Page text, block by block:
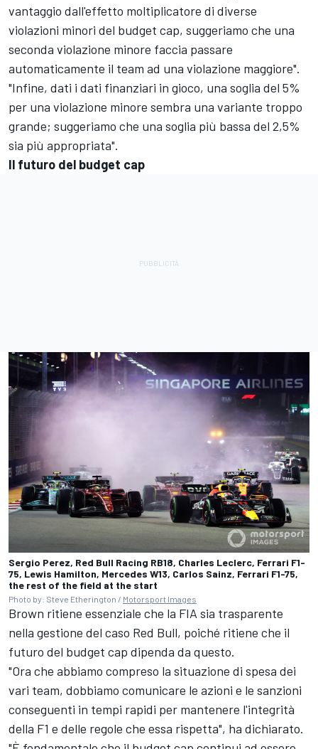
vantaggio dall'effetto moltiplicatore di diverse
violazioni minori del budget cap, suggeriamo che una
seconda violazione minore faccia passare
automaticamente il team ad una violazione maggiore".
"Infine, dati i dati finanziari in gioco, una soglia del 5%
per una violazione minore sembra una variante troppo
grande; suggeriamo che una soglia più bassa del 2,5%
sia più appropriata".
Il futuro del budget cap
Sergio Perez, Red Bull Racing RB18, Charles Leclerc, Ferrari F1-
75, Lewis Hamilton, Mercedes W13, Carlos Sainz, Ferrari F1-75,
the rest of the field at the start
Photo by: Steve Etherington / Motorsport Images
Brown ritiene essenziale che la FIA sia trasparente
nella gestione del caso Red Bull, poiché ritiene che il
futuro del budget cap dipenda da questo.
"Ora che abbiamo compreso la situazione di spesa dei
vari team, dobbiamo comunicare le azioni e le sanzioni
conseguenti in tempi rapidi per mantenere l'integrità
della F1 e delle regole che essa rispetta", ha dichiarato.